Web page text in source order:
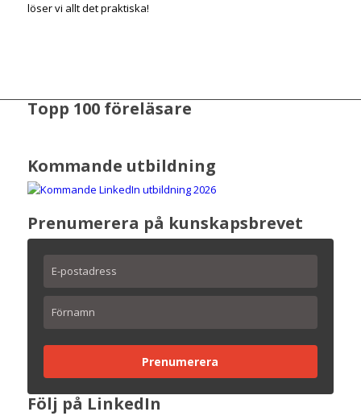
löser vi allt det praktiska!
Topp 100 föreläsare
Kommande utbildning
Prenumerera på kunskapsbrevet
Prenumerera
Följ på LinkedIn